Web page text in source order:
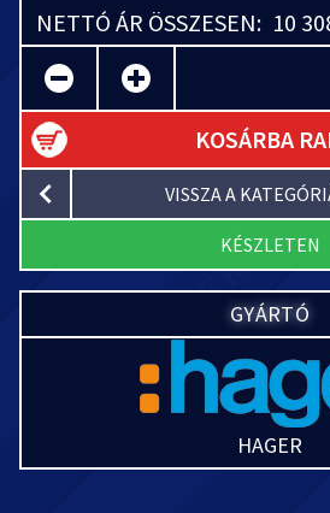
NETTÓ ÁR ÖSSZESEN: 10
KOSÁRBA
VISSZA A
KÉSZLETEN
GYÁRTÓ
HAGER